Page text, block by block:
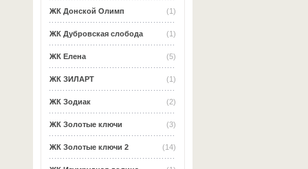
(1)
ЖК Донской Олимп
(1)
ЖК Дубровская слобода
(5)
ЖК Елена
(1)
ЖК ЗИЛАРТ
(2)
ЖК Зодиак
(3)
ЖК Золотые ключи
(14)
ЖК Золотые ключи 2